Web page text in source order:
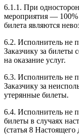
6.1.1. При
мероприятия —
билета являются
6.2. Исполнитель не
Заказчику за билеты
на оказание услуг.
6.3. Исполнитель не
Заказчику за
утерянные билеты.
6.4. Исполнитель не
билеты в случаях
(статья 8 Настоящего